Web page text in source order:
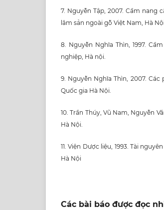
7. Nguyễn Tập, 2007. Cẩm nang
lâm sản ngoài gỗ Việt Nam, Hà
8. Nguyễn Nghĩa Thìn, 1997.
nghiệp, Hà nội.
9. Nguyễn Nghĩa Thìn, 2007.
Quốc gia Hà Nội.
10. Trần Thúy, Vũ Nam, Nguyễn
Hà Nội.
11. Viện Dược liệu, 1993. Tài
Hà Nội
Các bài báo được đọc